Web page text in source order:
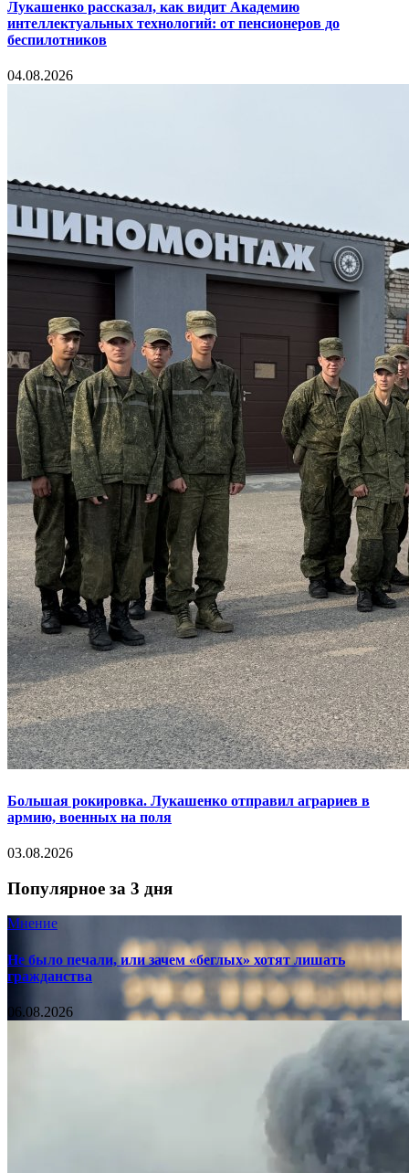
Лукашенко рассказал, как видит Академию
интеллектуальных технологий: от пенсионеров до
беспилотников
04.08.2026
Большая рокировка. Лукашенко отправил аграриев в
армию, военных на поля
03.08.2026
Популярное за 3 дня
Мнение
Не было печали, или зачем «беглых» хотят лишать
гражданства
06.08.2026